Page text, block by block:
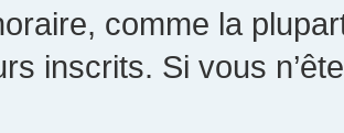
comme la
inscrits. Si vous